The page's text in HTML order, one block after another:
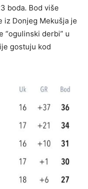
boda. Bod više
iz Donjeg Mekušja je
“ogulinski derbi” u
gostuju kod